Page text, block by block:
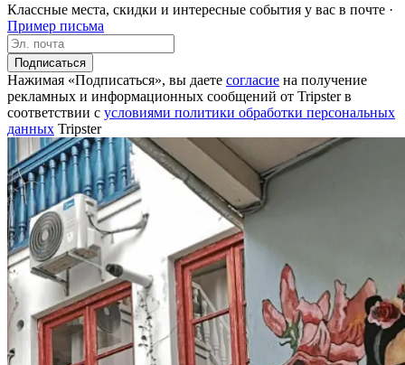
Классные места, скидки и интересные события у вас в почте ·
Пример письма
Подписаться
Нажимая «Подписаться», вы даете согласие на получение
рекламных и информационных сообщений от Tripster в
соответствии c условиями политики обработки персональных
данных Tripster